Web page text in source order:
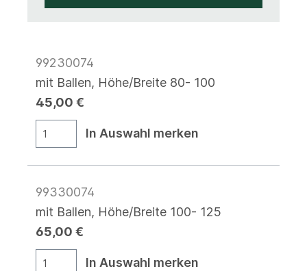
99230074
mit Ballen, Höhe/Breite 80- 100
45,00 €
In Auswahl merken
99330074
mit Ballen, Höhe/Breite 100- 125
65,00 €
In Auswahl merken